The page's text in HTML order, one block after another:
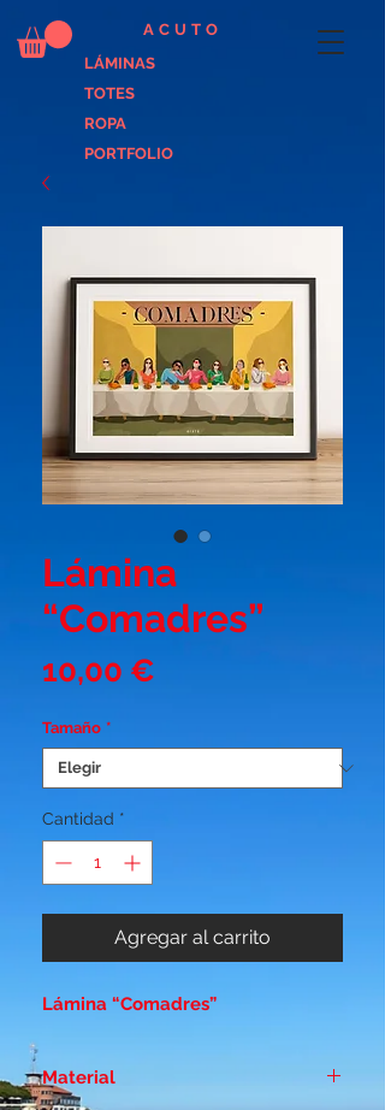
LÁMINAS
TOTES
ROPA
PORTFOLIO
ACUTO
Lámina
“Comadres”
10,00 €
Tamaño *
Cantidad *
Agregar al carrito
Lámina “Comadres”
Material